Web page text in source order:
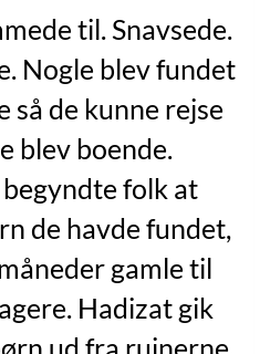
til. Snavsede.
Nogle blev fundet
så de kunne rejse
blev boende.
folk at
de havde fundet,
gamle til
Hadizat gik
ud fra ruinerne,